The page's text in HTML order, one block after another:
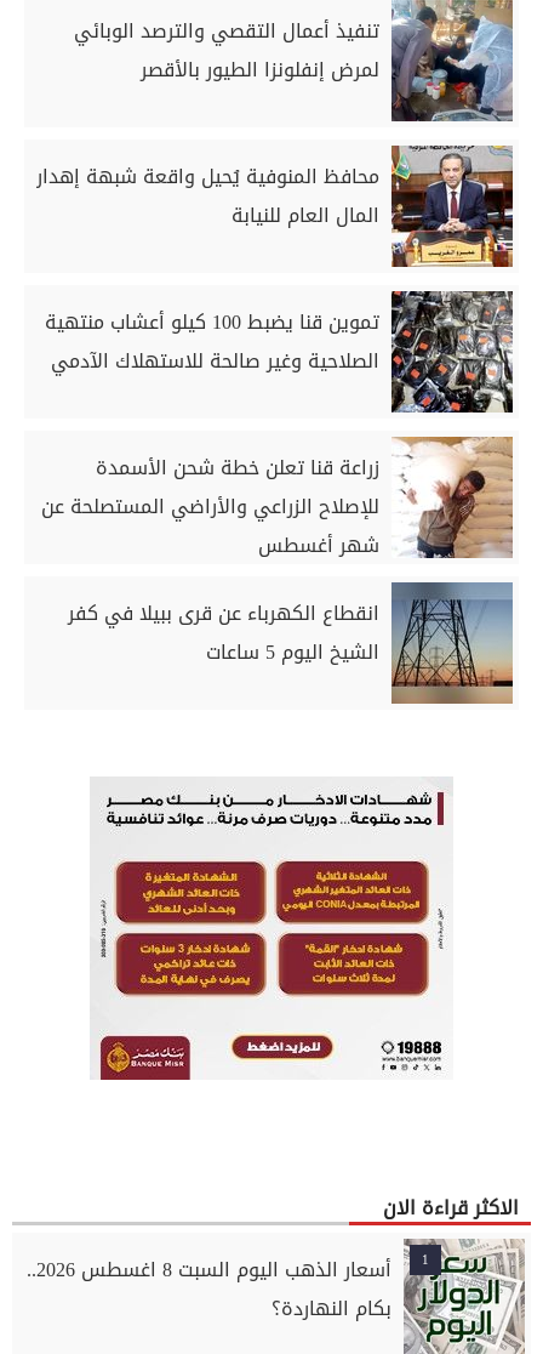
تنفيذ أعمال التقصي والترصد الوبائي
لمرض إنفلونزا الطيور بالأقصر
محافظ المنوفية يُحيل واقعة شبهة إهدار
المال العام للنيابة
تموين قنا يضبط 100 كيلو أعشاب منتهية
الصلاحية وغير صالحة للاستهلاك الآدمي
زراعة قنا تعلن خطة شحن الأسمدة
للإصلاح الزراعي والأراضي المستصلحة عن
شهر أغسطس
انقطاع الكهرباء عن قرى ببيلا في كفر
الشيخ اليوم 5 ساعات
الاكثر قراءة الان
1
أسعار الذهب اليوم السبت 8 اغسطس 2026..
بكام النهاردة؟